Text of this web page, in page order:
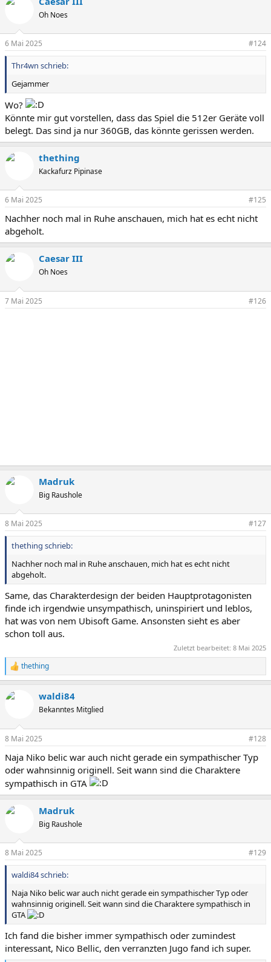
k
o
n
e
n
Oh Noes
6 Mai 2025 #124
Thr4wn schrieb:
Gejammer
Wo?
Könnte mir gut vorstellen, dass das Spiel die 512er Geräte voll
belegt. Das sind ja nur 360GB, das könnte gerissen werden.
thething
Kackafurz Pipinase
6 Mai 2025 #125
Nachher noch mal in Ruhe anschauen, mich hat es echt nicht
abgeholt.
Caesar III
Oh Noes
7 Mai 2025 #126
Madruk
Big Raushole
8 Mai 2025 #127
thething schrieb:
Nachher noch mal in Ruhe anschauen, mich hat es echt nicht
abgeholt.
Same, das Charakterdesign der beiden Hauptprotagonisten
finde ich irgendwie unsympathisch, uninspiriert und leblos,
hat was von nem Ubisoft Game. Ansonsten sieht es aber
schon toll aus.
Zuletzt bearbeitet: 8 Mai 2025
R
e
k
o
n
e
n
:
thething
waldi84
Bekanntes Mitglied
8 Mai 2025 #128
Naja Niko belic war auch nicht gerade ein sympathischer Typ
oder wahnsinnig originell. Seit wann sind die Charaktere
sympathisch in GTA
Madruk
Big Raushole
8 Mai 2025 #129
waldi84 schrieb:
Naja Niko belic war auch nicht gerade ein sympathischer Typ oder
wahnsinnig originell. Seit wann sind die Charaktere sympathisch in
GTA
Ich fand die bisher immer sympathisch oder zumindest
interessant, Nico Bellic, den verranzten Jugo fand ich super.